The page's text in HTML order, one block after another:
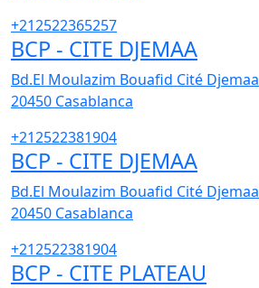
+212522365257
BCP - CITE DJEMAA
Bd.El Moulazim Bouafid Cité Djemaa
20450 Casablanca
+212522381904
BCP - CITE DJEMAA
Bd.El Moulazim Bouafid Cité Djemaa
20450 Casablanca
+212522381904
BCP - CITE PLATEAU